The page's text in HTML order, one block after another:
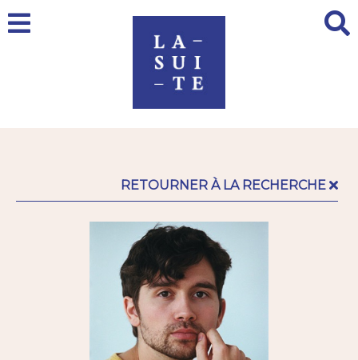
RETOURNER À LA RECHERCHE